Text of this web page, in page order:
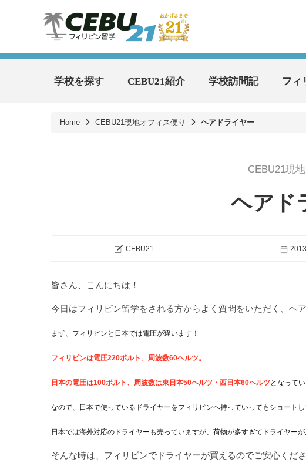
学校を探す CEBU21紹介 学校訪問記 フィ
Home CEBU21現地オフィス便り ヘアドライヤー
CEBU21現
ヘアド
CEBU21
皆さん、こんにちは！
今日はフィリピン留学をされる方からよく質問をいただく、ヘ
まず、フィリピンと日本では電圧が違います！
フィリピンは電圧220ボルト、周波数60ヘルツ。
日本の電圧は100ボルト、周波数は東日本50ヘルツ・西日本60ヘルツとなってい
なので、日本で使っているドライヤーをフィリピンへ持っていってもショートし
日本では海外対応のドライヤーも売っていますが、荷物が多すぎてドライヤー
そんな時は、フィリピンでドライヤーが買えるのでご安心くだ